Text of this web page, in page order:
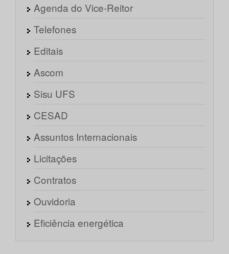
Agenda do Vice-Reitor
Telefones
Editais
Ascom
Sisu UFS
CESAD
Assuntos Internacionais
Licitações
Contratos
Ouvidoria
Eficiência energética